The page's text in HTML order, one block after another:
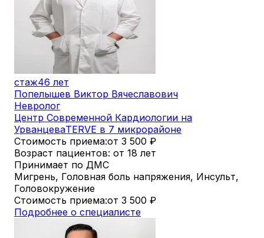
стаж46 лет
Попелышев Виктор Вячеславович
Невролог
Центр Современной Кардиологии на
УрванцеваTERVE в 7 микрорайоне
Стоимость приема:от 3 500 ₽
Возраст пациентов: от 18 лет
Принимает по ДМС
Мигрень, Головная боль напряжения, Инсульт,
Головокружение
Стоимость приема:от 3 500 ₽
Подробнее о специалисте